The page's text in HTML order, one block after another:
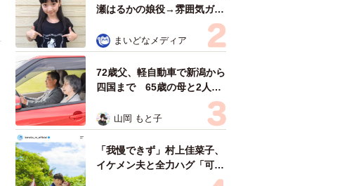
瀬はるかの娘役→雰囲気ガラ
リの18歳に成長 「メイクで
雰囲気が」「宝塚に入れそ
う」
まいどなメディア
72歳父、軽自動車で新潟から
四国まで 65歳の母と2人で
3泊4日の旅 パーキングの休
憩まで分刻み… 「大学生で
も組まねえよ！」
山岡 もと子
「我慢できず」村上佳菜子、
イケメン夫と全力ハグ「可愛
いふたり」「素敵なご夫婦」